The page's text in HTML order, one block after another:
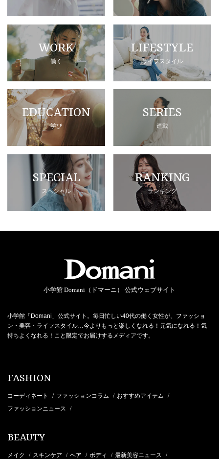
WORK
働く
LIFESTYLE
ライフスタイル
EDUCATION
学び
SERIES
連載
SPECIAL
スペシャル
RANKING
ランキング
小学館 Domani（ドマーニ） 公式ウェブサイト
小学館「Domani」公式サイト。毎日忙しい40代の働く女性が、ファッショ
ン・美容・ライフスタイル…今よりもっと楽しくなれる！元気になれる！気
持ちよくなれる！こと限定でお届けするメディアです。
FASHION
コーディネート / ファッションコラム / おすすめアイテム /
ファッションニュース /
BEAUTY
メイク / スキンケア / ヘア / ボディ / 最新美容ニュース /